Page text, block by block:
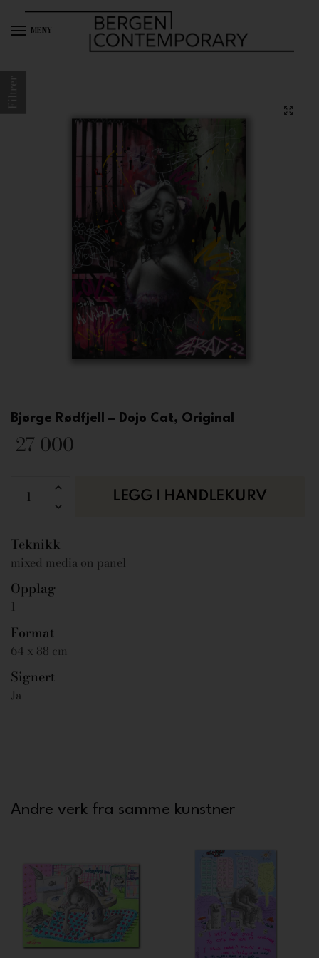
MENY
Bjørge Rødfjell – Dojo Cat, Original
27 000
LEGG I HANDLEKURV
Teknikk
mixed media on panel
Opplag
1
Format
64 x 88 cm
Signert
Ja
Andre verk fra samme kunstner
Filtrer